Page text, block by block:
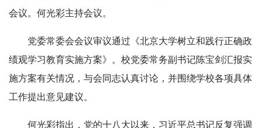
会议。何光彩主持会议。
党委常委会会议审议通过《北京大学树立和践行正确政
绩观学习教育实施方案》。校党委常务副书记陈宝剑汇报实
施方案有关情况，与会同志认真讨论，并围绕学校各项具体
工作提出意见建议。
何光彩指出，党的十八大以来，习近平总书记反复强调